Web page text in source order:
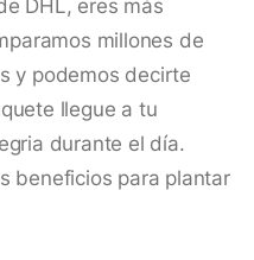
DHL, eres más
millones de
y podemos decirte
llegue a tu
durante el día.
beneficios para plantar